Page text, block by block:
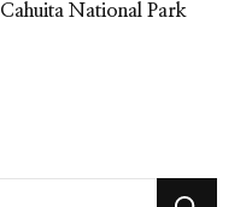
Cahuita National Park